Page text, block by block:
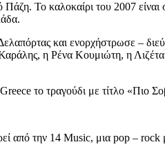
Το καλοκαίρι του 2007 είναι
και ενορχήστρωσε –
η Ρένα Κουμιώτη, η
το τραγούδι με τίτλο «Πιο
από την 14 Music, μια pop – rock